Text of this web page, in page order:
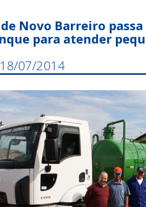
Novo Barreiro
para atender
07/2014